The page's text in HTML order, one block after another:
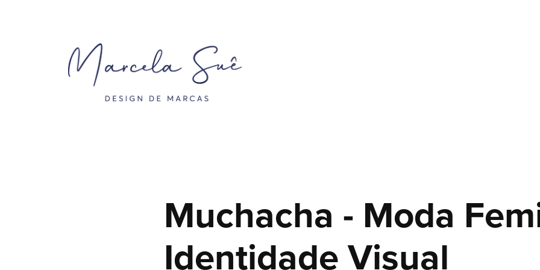
Muchacha - Moda
Identidade Visual